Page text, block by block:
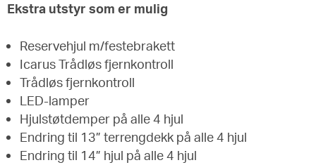
Ekstra utstyr som er mulig
Reservehjul m/festebrakett
Icarus Trådløs fjernkontroll
Trådløs fjernkontroll
LED-lamper
Hjulstøtdemper på alle 4 hjul
Endring til 13” terrengdekk på alle 4 hjul
Endring til 14” hjul på alle 4 hjul